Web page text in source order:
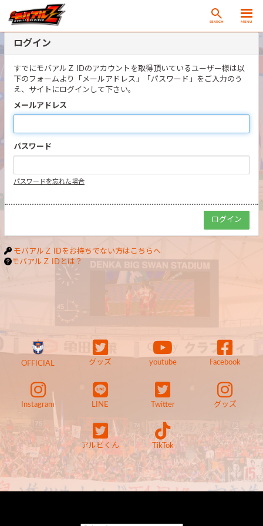
SEARCH MENU
ログイン
すでにモバアルＺ IDのアカウントを取得頂いているユーザー様は以
下のフォームより「メールアドレス」「パスワード」をご入力のう
え、サイトにログインして下さい。
メールアドレス
パスワード
パスワードを忘れた場合
モバアルＺ IDをお持ちでない方はこちらへ
モバアルＺ IDとは？
OFFICIAL グッズ youtube Facebook
Instagram LINE Twitter グッズ
アルビくん TikTok